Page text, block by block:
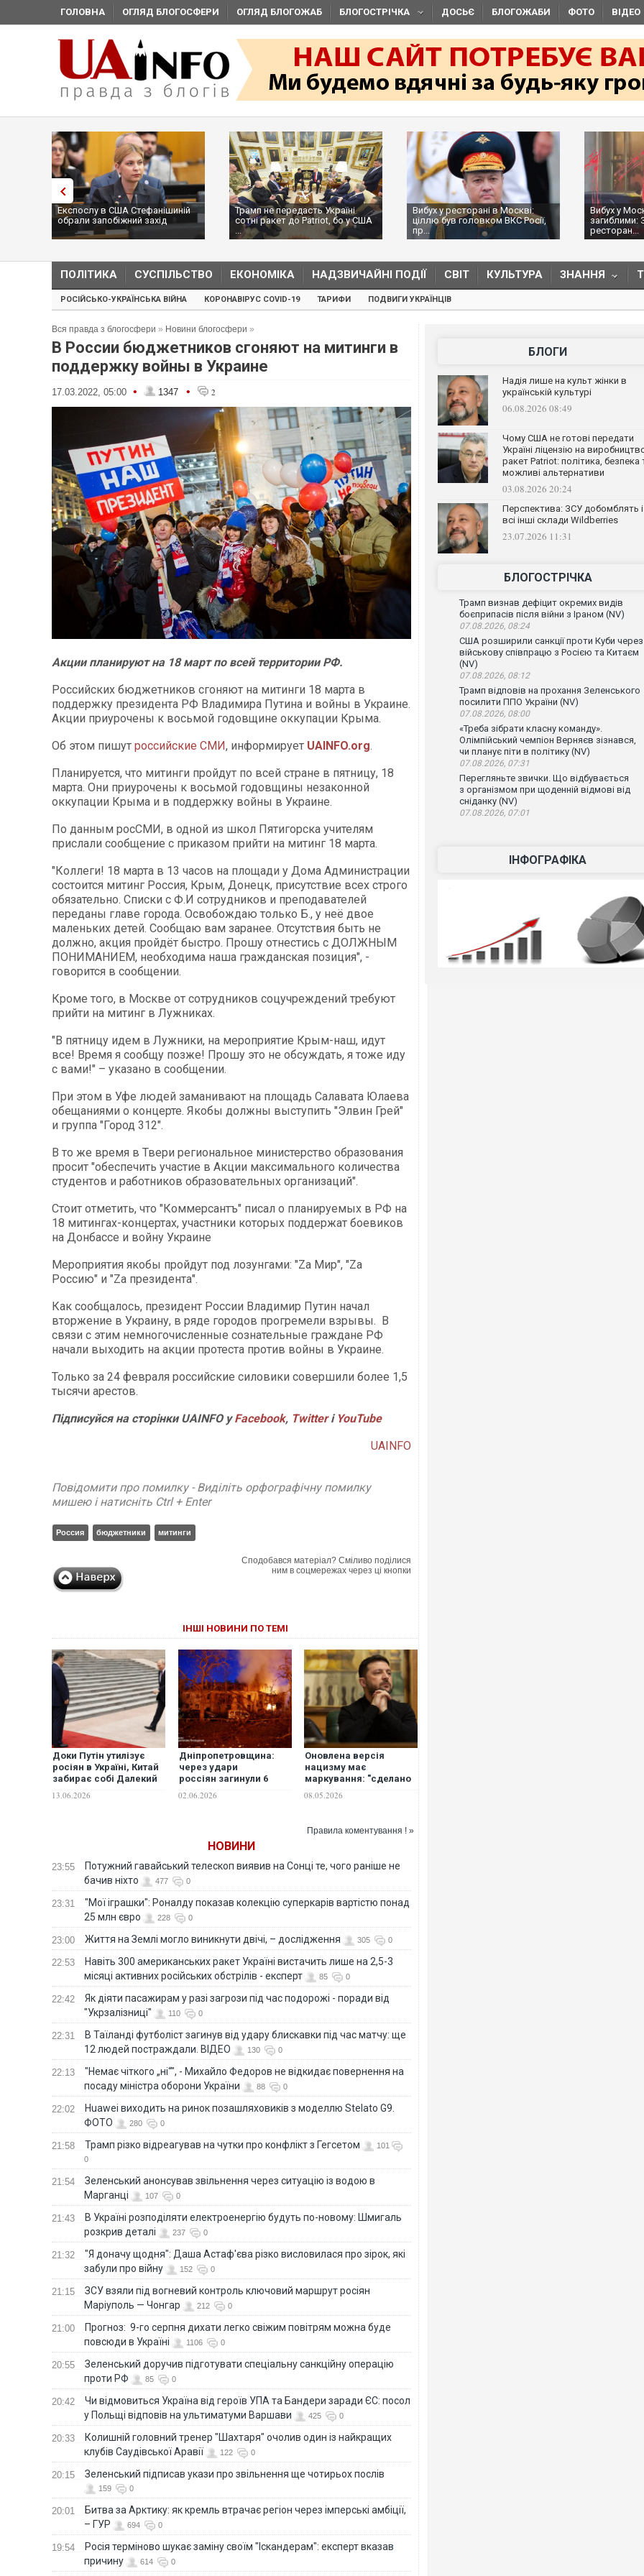
ГОЛОВНА ОГЛЯД БЛОГОСФЕРИ ОГЛЯД БЛОГОЖАБ БЛОГОСТРІЧКА ДОСЬЄ БЛОГОЖАБИ ФОТО ВІДЕО
Експослу в США Стефанішиній
обрали запобіжний захід
Трамп не передасть Україні
сотні ракет до Patriot, бо у США
...
Вибух у ресторані в Москві:
ціллю був головком ВКС Росії,
пр...
Вибух у
загиблими:
ресторан...
ПОЛІТИКА СУСПІЛЬСТВО ЕКОНОМІКА НАДЗВИЧАЙНІ ПОДІЇ СВІТ КУЛЬТУРА ЗНАННЯ
РОСІЙСЬКО-УКРАЇНСЬКА ВІЙНА КОРОНАВІРУС COVID-19 ТАРИФИ ПОДВИГИ УКРАЇНЦІВ
Вся правда з блогосфери » Новини блогосфери »
В России бюджетников сгоняют на митинги в
поддержку войны в Украине
17.03.2022, 05:00 • 1347 • 2
Акции планируют на 18 март по всей территории РФ.
Российских бюджетников сгоняют на митинги 18 марта в
поддержку президента РФ Владимира Путина и войны в Украине.
Акции приурочены к восьмой годовщине оккупации Крыма.
Об этом пишут российские СМИ, информирует UAINFO.org.
Планируется, что митинги пройдут по всей стране в пятницу, 18
марта. Они приурочены к восьмой годовщины незаконной
оккупации Крыма и в поддержку войны в Украине.
По данным росСМИ, в одной из школ Пятигорска учителям
прислали сообщение с приказом прийти на митинг 18 марта.
"Коллеги! 18 марта в 13 часов на площади у Дома Администрации
состоится митинг Россия, Крым, Донецк, присутствие всех строго
обязательно. Списки с Ф.И сотрудников и преподавателей
переданы главе города. Освобождаю только Б., у неё двое
маленьких детей. Сообщаю вам заранее. Отсутствия быть не
должно, акция пройдёт быстро. Прошу отнестись с ДОЛЖНЫМ
ПОНИМАНИЕМ, необходима наша гражданская позиция", -
говорится в сообщении.
Кроме того, в Москве от сотрудников соцучреждений требуют
прийти на митинг в Лужниках.
"В пятницу идем в Лужники, на мероприятие Крым-наш, идут
все! Время я сообщу позже! Прошу это не обсуждать, я тоже иду
с вами!" – указано в сообщении.
При этом в Уфе людей заманивают на площадь Салавата Юлаева
обещаниями о концерте. Якобы должны выступить "Элвин Грей"
и группа "Город 312".
В то же время в Твери региональное министерство образования
просит "обеспечить участие в Акции максимального количества
студентов и работников образовательных организаций".
Стоит отметить, что "Коммерсантъ" писал о планируемых в РФ на
18 митингах-концертах, участники которых поддержат боевиков
на Донбассе и войну Украине
Мероприятия якобы пройдут под лозунгами: "Za Мир", "Za
Россию" и "Za президента".
Как сообщалось, президент России Владимир Путин начал
вторжение в Украину, в ряде городов прогремели взрывы. В
связи с этим немногочисленные сознательные граждане РФ
начали выходить на акции протеста против войны в Украине.
Только за 24 февраля российские силовики совершили более 1,5
тысячи арестов.
Підписуйся на сторінки UAINFO уFacebook, Twitterі YouTube
UAINFO
Повідомити про помилку - Виділіть орфографічну помилку
мишею і натисніть Ctrl + Enter
Россия бюджетники митинги
Сподобався матеріал? Сміливо поділися
ним в соцмережах через ці кнопки
ІНШІ НОВИНИ ПО ТЕМІ
Доки Путін утилізує
росіян в Україні, Китай
забирає собі Далекий
13.06.2026
Дніпропетровщина:
через удари
россіян загинули 6
рятувальник, ще 36 -
02.06.2026
Оновлена версія
нацизму має
маркування: "сделано
Зеленський
08.05.2026
Правила коментування ! »
НОВИНИ
23:55
Потужний гавайський телескоп виявив на Сонці те, чого раніше не
бачив ніхто
477 0
23:31
"Мої іграшки": Роналду показав колекцію суперкарів вартістю понад
25 млн євро
228 0
23:00 Життя на Землі могло виникнути двічі, – дослідження 305 0
22:53
Навіть 300 американських ракет Україні вистачить лише на 2,5-3
місяці активних російських обстрілів - експерт
85 0
22:42
Як діяти пасажирам у разі загрози під час подорожі - поради від
"Укрзалізниці"
110 0
22:31
В Таїланді футболіст загинув від удару блискавки під час матчу: ще
12 людей постраждали. ВІДЕО
130 0
22:13
"Немає чіткого „ні“", - Михайло Федоров не відкидає повернення на
посаду міністра оборони України
88 0
22:02
Huawei виходить на ринок позашляховиків з моделлю Stelato G9.
ФОТО
280 0
21:58 Трамп різко відреагував на чутки про конфлікт з Гегсетом
101
0
21:54
Зеленський анонсував звільнення через ситуацію із водою в
Марганці
107 0
21:43
В Україні розподіляти електроенергію будуть по-новому: Шмигаль
розкрив деталі
237 0
21:32
"Я доначу щодня": Даша Астаф'єва різко висловилася про зірок, які
забули про війну
152 0
21:15
ЗСУ взяли під вогневий контроль ключовий маршрут росіян
Маріуполь — Чонгар
212 0
21:00
Прогноз: 9-го серпня дихати легко свіжим повітрям можна буде
повсюди в Україні
1106 0
20:55
Зеленський доручив підготувати спеціальну санкційну операцію
проти РФ
85 0
20:42
Чи відмовиться Україна від героїв УПА та Бандери заради ЄС: посол
у Польщі відповів на ультиматуми Варшави
425 0
20:33
Колишній головний тренер "Шахтаря" очолив один із найкращих
клубів Саудівської Аравії
122 0
20:15 Зеленський підписав укази про звільнення ще чотирьох послів
159 0
20:01
Битва за Арктику: як кремль втрачає регіон через імперські амбіції,
– ГУР
694 0
19:54
Росія терміново шукає заміну своїм "Іскандерам": експерт вказав
причину
614 0
БЛОГИ
Надія лише на культ жінки в
українській культурі
06.08.2026 08:49
Чому США не готові передати
Україні ліцензію на
ракет Patriot: політика, безпека
можливі альтернативи
03.08.2026 20:24
Перспектива: ЗСУ добомблять і
всі інші склади Wildberries
23.07.2026 11:31
БЛОГОСТРІЧКА
Трамп визнав дефіцит окремих видів
боєприпасів після війни з Іраном (NV)
07.08.2026, 08:24
США розширили санкції проти Куби через
військову співпрацю з Росією та Китаєм
(NV)
07.08.2026, 08:12
Трамп відповів на прохання Зеленського
посилити ППО України (NV)
07.08.2026, 08:00
«Треба зібрати класну команду».
Олімпійський чемпіон Верняєв зізнався,
чи планує піти в політику (NV)
07.08.2026, 07:31
Перегляньте звички. Що відбувається
з організмом при щоденній відмові від
сніданку (NV)
07.08.2026, 07:01
ІНФОГРАФІКА